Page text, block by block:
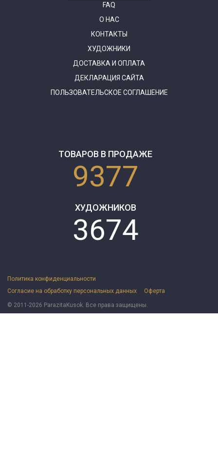
FAQ
О НАС
КОНТАКТЫ
ХУДОЖНИКИ
ДОСТАВКА И ОПЛАТА
ДЕКЛАРАЦИЯ САЙТА
ПОЛЬЗОВАТЕЛЬСКОЕ СОГЛАШЕНИЕ
ТОВАРОВ В ПРОДАЖЕ
9377
ХУДОЖНИКОВ
3674
Политика конфиденциальности
Согласие на обработку персональных данных
Оферта
© 2011-2026 ParazitaKusok. Все права защищены.